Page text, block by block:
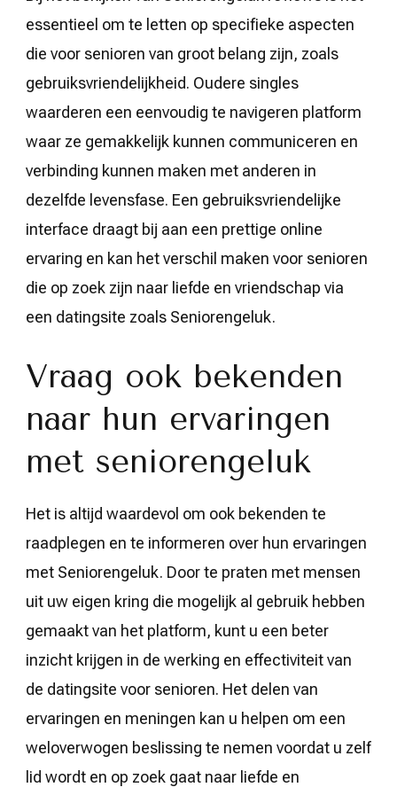
essentieel om te letten op specifieke aspecten
die voor senioren van groot belang zijn, zoals
gebruiksvriendelijkheid. Oudere singles
waarderen een eenvoudig te navigeren platform
waar ze gemakkelijk kunnen communiceren en
verbinding kunnen maken met anderen in
dezelfde levensfase. Een gebruiksvriendelijke
interface draagt bij aan een prettige online
ervaring en kan het verschil maken voor senioren
die op zoek zijn naar liefde en vriendschap via
een datingsite zoals Seniorengeluk.
Vraag ook bekenden
naar hun ervaringen
met seniorengeluk
Het is altijd waardevol om ook bekenden te
raadplegen en te informeren over hun ervaringen
met Seniorengeluk. Door te praten met mensen
uit uw eigen kring die mogelijk al gebruik hebben
gemaakt van het platform, kunt u een beter
inzicht krijgen in de werking en effectiviteit van
de datingsite voor senioren. Het delen van
ervaringen en meningen kan u helpen om een
weloverwogen beslissing te nemen voordat u zelf
lid wordt en op zoek gaat naar liefde en